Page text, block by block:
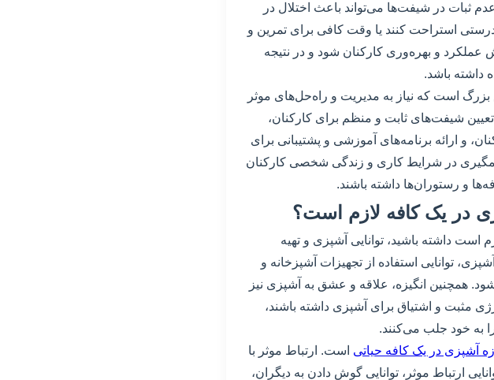
در شیفت‌ها می‌تواند باعث اختلال در
استراحت کنند یا وقت کافی برای تمرین و
عملکرد و بهره‌وری کارکنان شود و در نتیجه
داشته باشد.
است که نیاز به مدیریت و راه‌حل‌های موثر
شیفت‌های ثابت و منظم برای کارکنان،
و ارائه برنامه‌های آموزشی و پشتیبانی برای
در شرایط کاری و زندگی شخصی کارکنان
و رستوران‌ها داشته باشند.
است داشته باشید، توانایی آشپزی و تهیه
توانایی استفاده از تجهیزات آشپزخانه و
همچنین انگیزه، علاقه و عشق به آشپزی نیز
مثبت و اشتیاق برای آشپزی داشته باشند،
به خود جلب می‌کنند.
آشپزی در یک کافه حیاتی است. ارتباط موثر با
ارتباط موثر، توانایی گوش دادن به دیگران،